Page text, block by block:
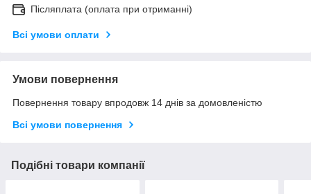
Післяплата (оплата при отриманні)
Всі умови оплати
Умови повернення
Повернення товару впродовж 14 днів за домовленістю
Всі умови повернення
Подібні товари компанії